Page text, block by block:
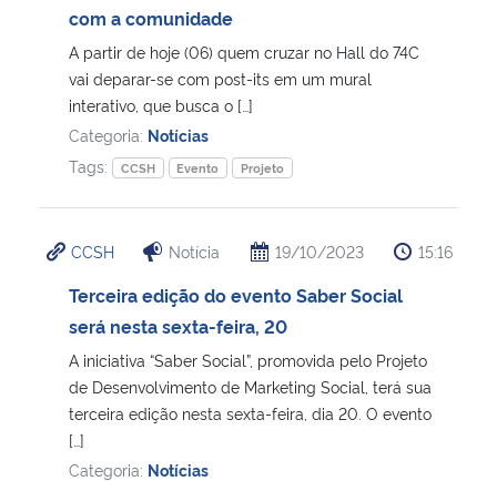
com a comunidade
A partir de hoje (06) quem cruzar no Hall do 74C
vai deparar-se com post-its em um mural
interativo, que busca o […]
Categoria: Notícias
Tags:
CCSH Evento Projeto
CCSH Notícia 19/10/2023 15:16
Terceira edição do evento Saber Social
será nesta sexta-feira, 20
A iniciativa “Saber Social”, promovida pelo Projeto
de Desenvolvimento de Marketing Social, terá sua
terceira edição nesta sexta-feira, dia 20. O evento
[…]
Categoria: Notícias